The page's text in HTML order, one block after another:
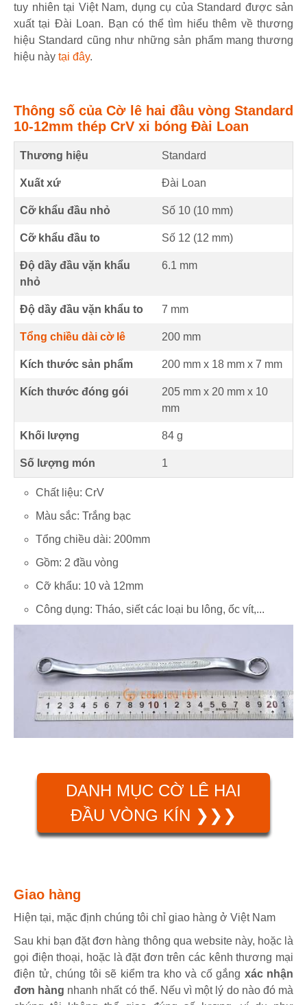
tuy nhiên tại Việt Nam, dụng cụ của Standard được sản
xuất tại Đài Loan. Bạn có thể tìm hiểu thêm về thương
hiệu Standard cũng như những sản phẩm mang thương
hiệu này tại đây.
Thông số của Cờ lê hai đầu vòng Standard
10-12mm thép CrV xi bóng Đài Loan
Thương hiệu Standard
Xuất xứ Đài Loan
Cỡ khẩu đầu nhỏ Số 10 (10 mm)
Cỡ khẩu đầu to Số 12 (12 mm)
Độ dầy đầu vặn khẩu
nhỏ
6.1 mm
Độ dầy đầu vặn khẩu to 7 mm
Tổng chiều dài cờ lê 200 mm
Kích thước sản phẩm 200 mm x 18 mm x 7 mm
Kích thước đóng gói
205 mm x 20 mm x 10
mm
Khối lượng 84 g
Số lượng món 1
Chất liệu: CrV
Màu sắc: Trắng bạc
Tổng chiều dài: 200mm
Gồm: 2 đầu vòng
Cỡ khẩu: 10 và 12mm
Công dụng: Tháo, siết các loại bu lông, ốc vít,...
DANH MỤC CỜ LÊ HAI
ĐẦU VÒNG KÍN ❯❯❯
Giao hàng
Hiện tại, mặc định chúng tôi chỉ giao hàng ở Việt Nam
Sau khi bạn đặt đơn hàng thông qua website này, hoặc là
gọi điện thoại, hoặc là đặt đơn trên các kênh thương mại
điện tử, chúng tôi sẽ kiểm tra kho và cố gắng xác nhận
đơn hàng nhanh nhất có thể. Nếu vì một lý do nào đó mà